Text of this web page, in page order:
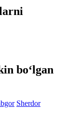
bo‘lgan
Sherdor